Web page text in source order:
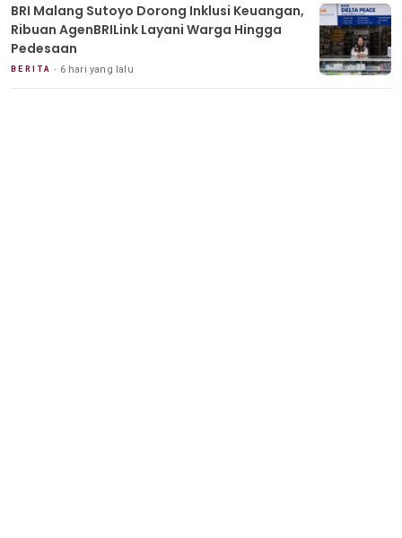
BRI Malang Sutoyo Dorong Inklusi Keuangan,
Ribuan AgenBRILink Layani Warga Hingga
Pedesaan
BERITA 6 hari yang lalu